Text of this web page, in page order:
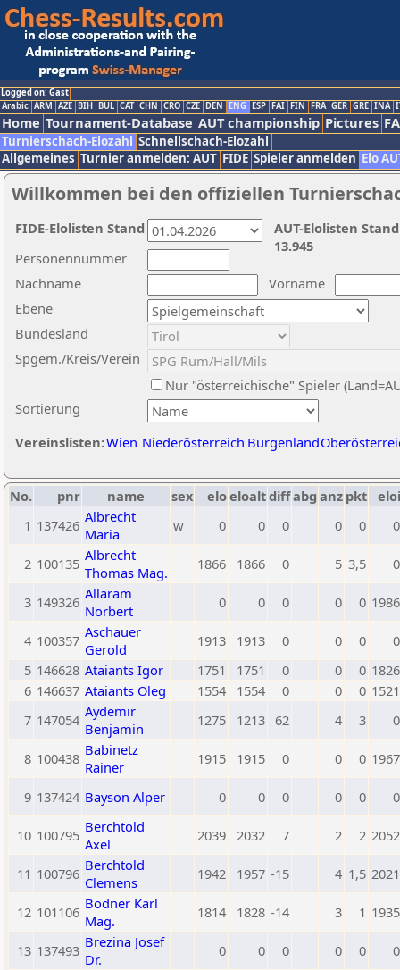
Logged on: Gast
Arabic ARM AZE BIH BUL CAT CHN CRO CZE DEN ENG ESP FAI FIN FRA GER GRE INA
Home Tournament-Database AUT championship Pictures
Turnierschach-Elozahl Schnellschach-Elozahl
Allgemeines Turnier anmelden: AUT FIDE Spieler anmelden Elo
Willkommen bei den offiziellen
Nachname
Vorname
Ebene
Sortierung
Personennummer
Bundesland
Spgem./Kreis/Verein
Nur "österreichische" Spieler
Vereinslisten:Wien Niederösterreich Burgenland
AUT-Elolisten
13.945
FIDE-Elolisten Stand
No. pnr name sex eloeloaltdiffabg anz pkt eloi
1 137426 Albrecht
Maria
w 0 0 0 0 0 0
2 100135 Albrecht
Thomas Mag.
1866 1866 0 5 3,5 0
3 149326 Allaram
Norbert
0 0 0 0 0 1986
4 100357 Aschauer
Gerold
1913 1913 0 0 0
0
5 146628 Ataiants Igor 1751 1751 0 0 0 1826
6 146637 Ataiants Oleg 1554 1554 0 0 0 1521
7 147054 Aydemir
Benjamin
1275 1213 62 4 3 0
8 100438 Babinetz
Rainer
1915 1915 0 0 0 1967
9 137424 Bayson Alper 0 0 0 0 0 0
10 100795 Berchtold
Axel
2039 2032 7 2 2 2052
11 100796 Berchtold
Clemens
1942 1957 -15 4 1,5 2021
12 101106 Bodner Karl
Mag.
1814 1828 -14 3 1 1935
13 137493 Brezina Josef
Dr.
0 0 0 0 0 0